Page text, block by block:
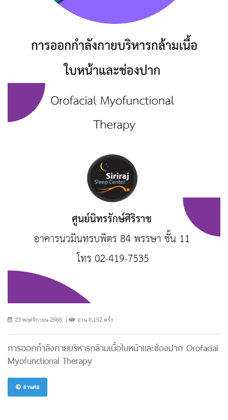
23 พฤศจิกายน 2566 อ่าน 8,152 ครั้ง
การออกกําลังกายบริหารกล้ามเนื้อใบหน้าและช่องปาก Orofacial
Myofunctional Therapy
อ่านต่อ